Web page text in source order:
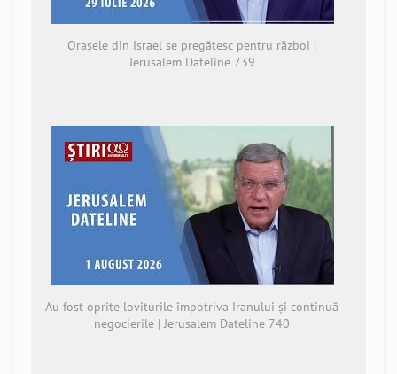
Orașele din Israel se pregătesc pentru război |
Jerusalem Dateline 739
Au fost oprite loviturile împotriva Iranului și continuă
negocierile | Jerusalem Dateline 740